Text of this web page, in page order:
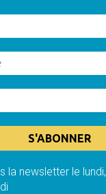
la newsletter le